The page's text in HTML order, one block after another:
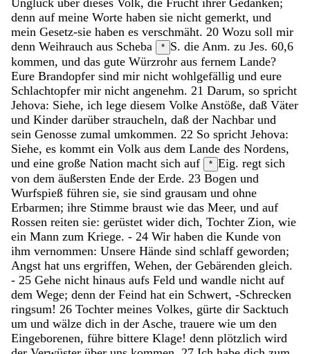
denn auf meine Worte haben sie nicht gemerkt, und
mein Gesetz-sie haben es verschmäht. 20 Wozu soll mir
denn Weihrauch aus Scheba * S. die Anm. zu Jes. 60,6
kommen, und das gute Würzrohr aus fernem Lande?
Eure Brandopfer sind mir nicht wohlgefällig und eure
Schlachtopfer mir nicht angenehm. 21 Darum, so spricht
Jehova: Siehe, ich lege diesem Volke Anstöße, daß Väter
und Kinder darüber straucheln, daß der Nachbar und
sein Genosse zumal umkommen. 22 So spricht Jehova:
Siehe, es kommt ein Volk aus dem Lande des Nordens,
und eine große Nation macht sich auf * Eig. regt sich
von dem äußersten Ende der Erde. 23 Bogen und
Wurfspieß führen sie, sie sind grausam und ohne
Erbarmen; ihre Stimme braust wie das Meer, und auf
Rossen reiten sie: gerüstet wider dich, Tochter Zion, wie
ein Mann zum Kriege. - 24 Wir haben die Kunde von
ihm vernommen: Unsere Hände sind schlaff geworden;
Angst hat uns ergriffen, Wehen, der Gebärenden gleich.
- 25 Gehe nicht hinaus aufs Feld und wandle nicht auf
dem Wege; denn der Feind hat ein Schwert, -Schrecken
ringsum! 26 Tochter meines Volkes, gürte dir Sacktuch
um und wälze dich in der Asche, trauere wie um den
Eingeborenen, führe bittere Klage! denn plötzlich wird